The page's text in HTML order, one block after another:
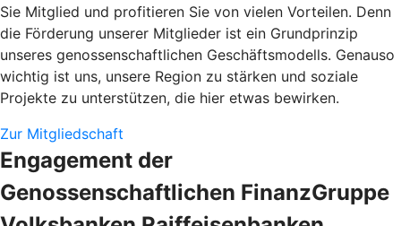
Sie Mitglied und profitieren Sie von vielen Vorteilen. Denn
die Förderung unserer Mitglieder ist ein Grundprinzip
unseres genossenschaftlichen Geschäftsmodells. Genauso
wichtig ist uns, unsere Region zu stärken und soziale
Projekte zu unterstützen, die hier etwas bewirken.
Zur Mitgliedschaft
Engagement der
Genossenschaftlichen FinanzGruppe